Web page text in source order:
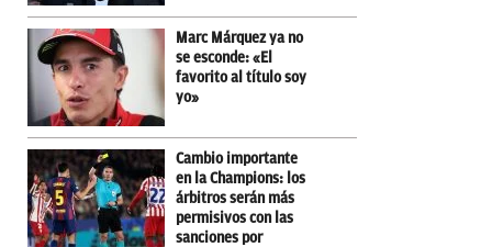
Marc Márquez ya no
se esconde: «El
favorito al título soy
yo»
Cambio importante
en la Champions: los
árbitros serán más
permisivos con las
sanciones por